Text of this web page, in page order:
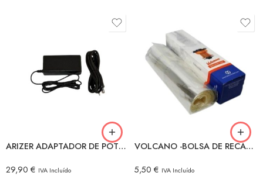
ARIZER ADAPTADOR DE POTENCIA
29,90 € IVA Incluído
VOLCANO -BOLSA DE RECAMBIO 1X3 MTS.
5,50 € IVA Incluído